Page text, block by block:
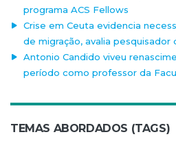
programa ACS Fellows
Crise em Ceuta evidencia
de migração, avalia pesquisador
Antonio Candido viveu
período como professor da
TEMAS ABORDADOS (TAGS)